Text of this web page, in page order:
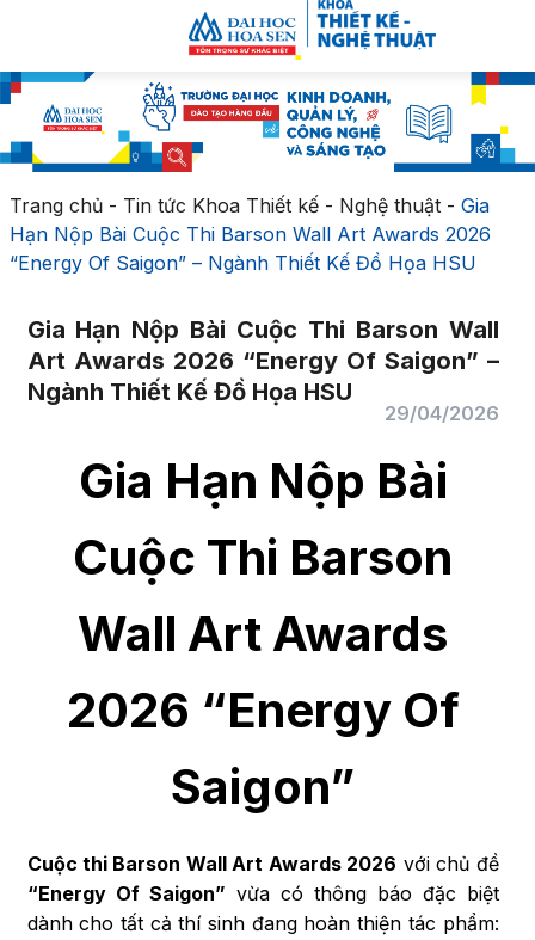
Trang chủ- Tin tức Khoa Thiết kế - Nghệ thuật- Gia
Hạn Nộp Bài Cuộc Thi Barson Wall Art Awards 2026
“Energy Of Saigon” – Ngành Thiết Kế Đồ Họa HSU
Gia Hạn Nộp Bài Cuộc Thi Barson Wall
Art Awards 2026 “Energy Of Saigon” –
Ngành Thiết Kế Đồ Họa HSU
29/04/2026
Gia Hạn Nộp Bài
Cuộc Thi Barson
Wall Art Awards
2026 “Energy Of
Saigon”
Cuộc thi Barson Wall Art Awards 2026 với chủ đề
“Energy Of Saigon” vừa có thông báo đặc biệt
dành cho tất cả thí sinh đang hoàn thiện tác phẩm: